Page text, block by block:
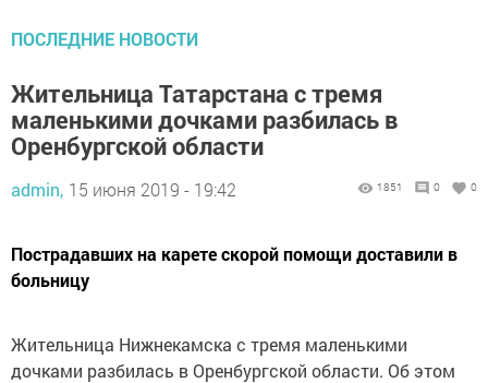
ПОСЛЕДНИЕ НОВОСТИ
Жительница Татарстана с тремя
маленькими дочками разбилась в
Оренбургской области
admin, 15 июня 2019 - 19:42 1851 0 0
Пострадавших на карете скорой помощи доставили в
больницу
Жительница Нижнекамска с тремя маленькими
дочками разбилась в Оренбургской области. Об этом